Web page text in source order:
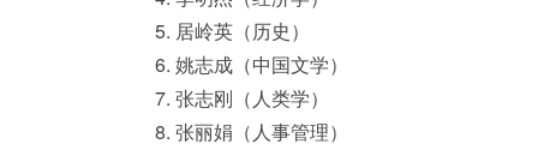
居岭英（历史）
姚志成（中国文学）
张志刚（人类学）
张丽娟（人事管理）